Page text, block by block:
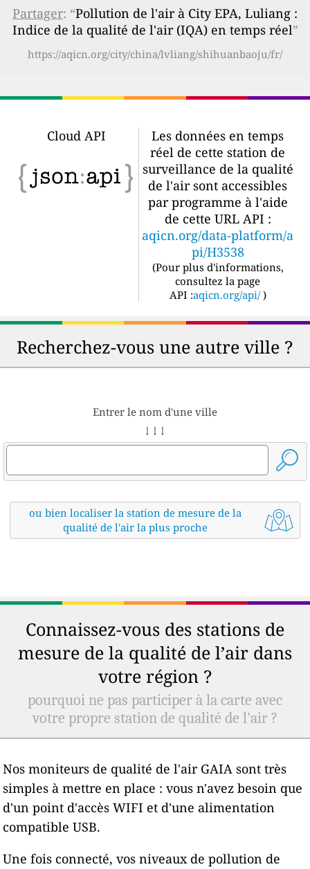
Partager: “Pollution de l'air à City EPA, Luliang :
Indice de la qualité de l'air (IQA) en temps réel”
https://aqicn.org/city/china/lvliang/shihuanbaoju/fr/
Cloud API
Les données en temps
réel de cette station de
surveillance de la qualité
de l'air sont accessibles
par programme à l'aide
de cette URL API :
aqicn.org/data-platform/a
pi/H3538
(Pour plus d'informations,
consultez la page
API :aqicn.org/api/ )
Recherchez-vous une autre ville ?
Entrer le nom d'une ville
↓ ↓ ↓
ou bien localiser la station de mesure de la
qualité de l'air la plus proche
Connaissez-vous des stations de
mesure de la qualité de l’air dans
votre région ?
pourquoi ne pas participer à la carte avec
votre propre station de qualité de l'air ?
Nos moniteurs de qualité de l'air GAIA sont très
simples à mettre en place : vous n'avez besoin que
d'un point d'accès WIFI et d'une alimentation
compatible USB.
Une fois connecté, vos niveaux de pollution de